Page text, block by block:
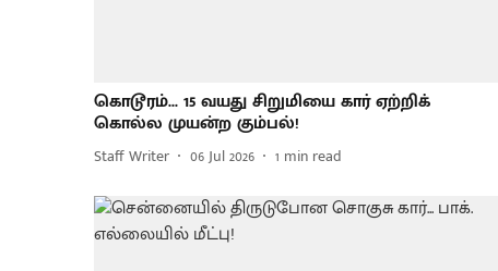
கொடூரம்... 15 வயது சிறுமியை கார் ஏற்றிக்
கொல்ல முயன்ற கும்பல்!
Staff Writer 06 Jul 2026 1 min read